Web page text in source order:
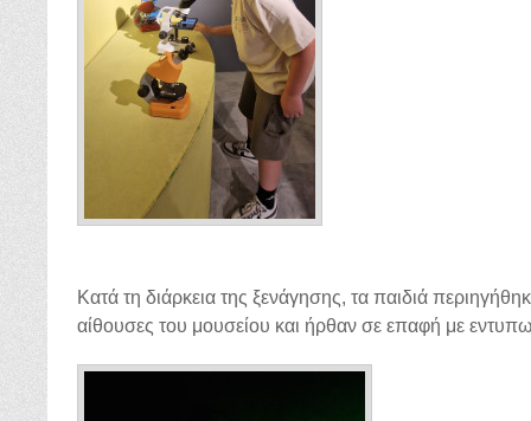
Κατά τη διάρκεια της ξενάγησης, τα παιδιά
αίθουσες του μουσείου και ήρθαν σε επαφή με